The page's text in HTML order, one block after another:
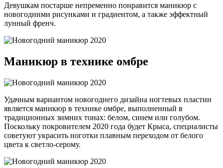
Девушкам постарше непременно понравится маникюр с
новогодними рисунками и градиентом, а также эффектный
лунный френч.
Маникюр в технике омбре
Удачным вариантом новогоднего дизайна ногтевых пластин
является маникюр в технике омбре, выполненный в
традиционных зимних тонах: белом, синем или голубом.
Поскольку покровителем 2020 года будет Крыса, специалисты
советуют украсить ноготки плавным переходом от белого
цвета к светло-серому.